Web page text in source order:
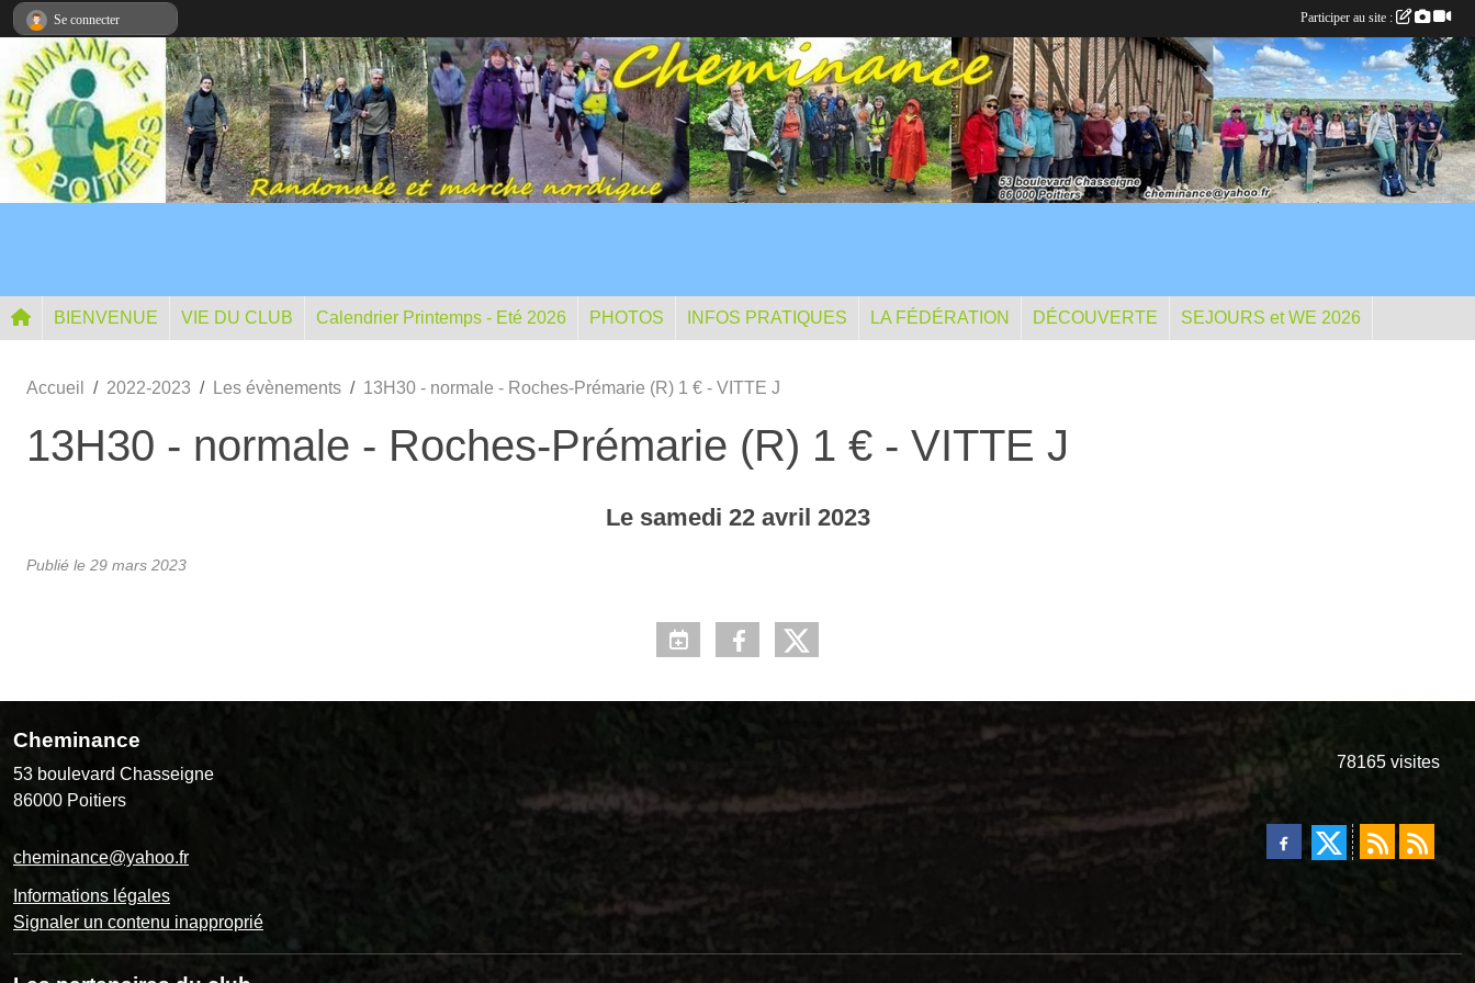
BIENVENUE VIE DU CLUB Calendrier Printemps - Eté 2026 PHOTOS INFOS PRATIQUES LA FÉDÉRATION DÉCOUVERTE SEJOURS et WE 2026
Accueil 2022-2023 Les évènements 13H30 - normale - Roches-Prémarie (R) 1 € - VITTE J
13H30 - normale - Roches-Prémarie (R) 1 € - VITTE J
Le samedi 22 avril 2023
Publié le 29 mars 2023
Cheminance
53 boulevard Chasseigne
86000 Poitiers
cheminance@yahoo.fr
Informations légales
Signaler un contenu inapproprié
78165 visites
Se connecter Participer au site :
Panneau de gestion des cookies